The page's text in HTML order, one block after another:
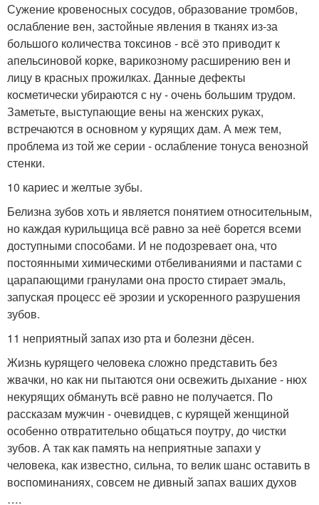
Сужение кровеносных сосудов, образование тромбов,
ослабление вен, застойные явления в тканях из-за
большого количества токсинов - всё это приводит к
апельсиновой корке, варикозному расширению вен и
лицу в красных прожилках. Данные дефекты
косметически убираются с ну - очень большим трудом.
Заметьте, выступающие вены на женских руках,
встречаются в основном у курящих дам. А меж тем,
проблема из той же серии - ослабление тонуса венозной
стенки.
10 кариес и желтые зубы.
Белизна зубов хоть и является понятием относительным,
но каждая курильщица всё равно за неё борется всеми
доступными способами. И не подозревает она, что
постоянными химическими отбеливаниями и пастами с
царапающими гранулами она просто стирает эмаль,
запуская процесс её эрозии и ускоренного разрушения
зубов.
11 неприятный запах изо рта и болезни дёсен.
Жизнь курящего человека сложно представить без
жвачки, но как ни пытаются они освежить дыхание - нюх
некурящих обмануть всё равно не получается. По
рассказам мужчин - очевидцев, с курящей женщиной
особенно отвратительно общаться поутру, до чистки
зубов. А так как память на неприятные запахи у
человека, как известно, сильна, то велик шанс оставить в
воспоминаниях, совсем не дивный запах ваших духов
….